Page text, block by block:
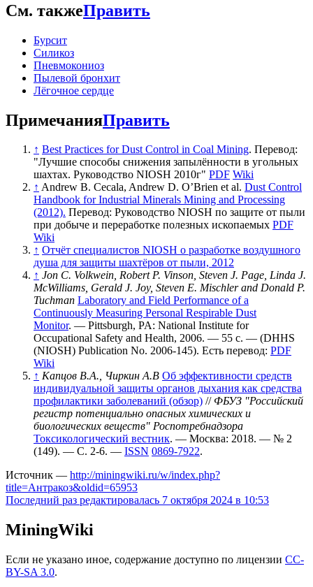
См. такжеПравить
Бурсит
Силикоз
Пневмокониоз
Пылевой бронхит
Лёгочное сердце
ПримечанияПравить
↑ Best Practices for Dust Control in Coal Mining. Перевод:
"Лучшие способы снижения запылённости в угольных
шахтах. Руководство NIOSH 2010г" PDF Wiki
↑ Andrew B. Cecala, Andrew D. O’Brien et al. Dust Control
Handbook for Industrial Minerals Mining and Processing
(2012). Перевод: Руководство NIOSH по защите от пыли
при добыче и переработке полезных ископаемых PDF
Wiki
↑ Отчёт специалистов NIOSH о разработке воздушного
душа для защиты шахтёров от пыли, 2012
↑ Jon C. Volkwein, Robert P. Vinson, Steven J. Page, Linda J.
McWilliams, Gerald J. Joy, Steven E. Mischler and Donald P.
Tuchman Laboratory and Field Performance of a
Continuously Measuring Personal Respirable Dust
Monitor. — Pittsburgh, PA: National Institute for
Occupational Safety and Health, 2006. — 55 с. — (DHHS
(NIOSH) Publication No. 2006-145). Есть перевод: PDF
Wiki
↑ Капцов В.А., Чиркин А.В Об эффективности средств
индивидуальной защиты органов дыхания как средства
профилактики заболеваний (обзор) // ФБУЗ "Российский
регистр потенциально опасных химических и
биологических веществ" Роспотребнадзора
Токсикологический вестник. — Москва: 2018. — № 2
(149). — С. 2-6. — ISSN 0869-7922.
Источник — http://miningwiki.ru/w/index.php?
title=Антракоз&oldid=65953
Последний раз редактировалась 7 октября 2024 в 10:53
MiningWiki
Если не указано иное, содержание доступно по лицензии CC-
BY-SA 3.0.